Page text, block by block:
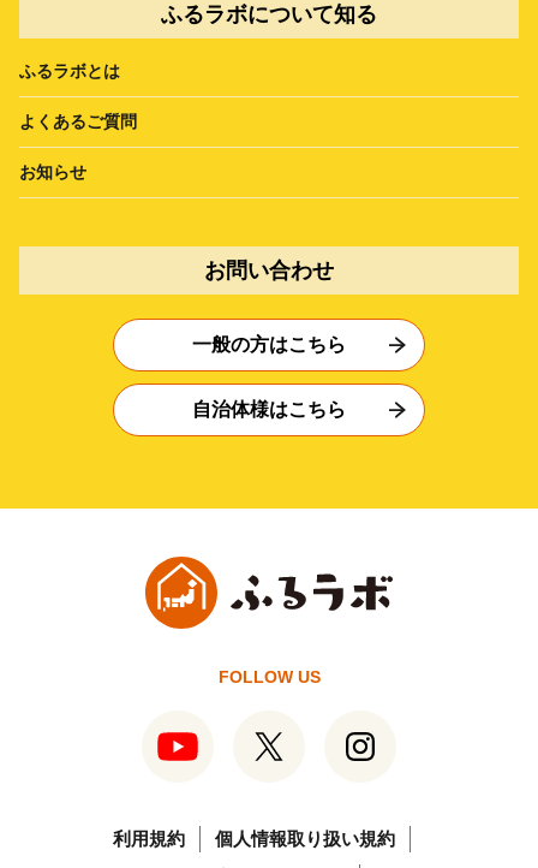
ふるラボについて知る
ふるラボとは
よくあるご質問
お知らせ
お問い合わせ
一般の方はこちら
自治体様はこちら
FOLLOW US
利用規約
個人情報取り扱い規約